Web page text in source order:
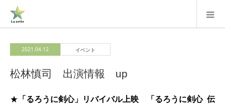
2021.04.12 イベント
松林慎司 出演情報 up
★ 「るろうに剣心」リバイバル上映 「るろうに剣心 伝